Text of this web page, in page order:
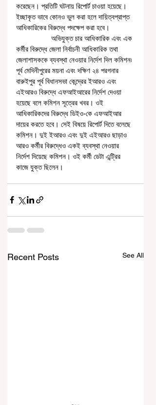
করেছেন। প্রতিটি ঘটনায় রিপোর্ট চাওয়া হয়েছে।
ইচ্ছাকৃত ভাবে কোনও ভুল করা হলে দায়িত্বপ্রাপ্ত
আধিকারিকের বিরুদ্ধে পদক্ষেপ করা হবে।
কর্মীর বিরুদ্ধে জেলা নির্বাচনী আধিকারিক তথা
জেলাশাসককে ব্যবস্থা নেওয়ার নির্দেশ দিল কমিশন৷
পূর্ব মেদিনীপুরের ময়না এবং দক্ষিণ ২৪ পরগনার
বারুইপুর পূর্ব বিধানসভা কেন্দ্রের ইআরও এবং
এইআরও বিরুদ্ধে এফআইআরের নির্দেশ দেওয়া
হয়েছে বলে কমিশন সূত্রের খবর। ওই
আধিকারিকদের বিরুদ্ধে ডিইও-কে এফআইআর
দায়ের করতে হবে। সেই বিষয়ে রিপোর্ট দিতে বলেছে
কমিশন। দুই ইআরও এবং দুই এইআরও ছাড়াও
আরও কর্মীর বিরুদ্ধেও একই ব্যবস্থা নেওয়ার
নির্দেশ দিয়েছে কমিশন। ওই কর্মী ডেটা এন্ট্রির
কাজে যুক্ত ছিলেন।
Recent Posts See All